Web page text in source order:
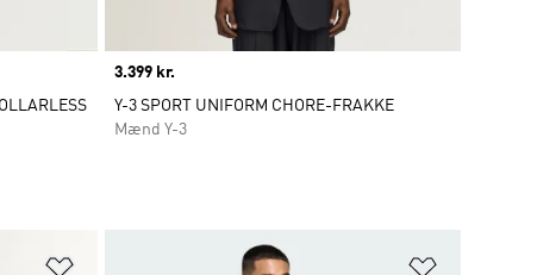
Price
3.399 kr.
Y-3 SPORT UNIFORM CHORE-FRAKKE
Mænd Y-3